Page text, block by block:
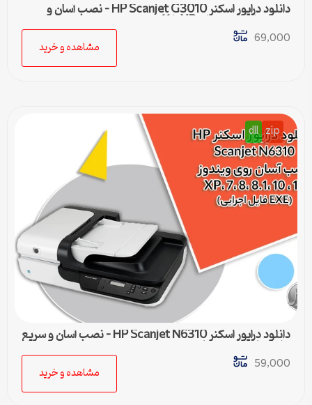
دانلود درایور اسکنر HP Scanjet G3010 – نصب آسان و
سریع برای ویندوزهای XP تا 11
69,000
مشاهده و خرید
zip
dll
دانلود درایور اسکنر HP Scanjet N6310 – نصب آسان و سریع
برای تمامی ویندوزها
59,000
مشاهده و خرید